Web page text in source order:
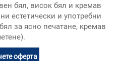
бял, висок бял и кремав
естетически и употребни
за ясно печатане, кремав
оферта